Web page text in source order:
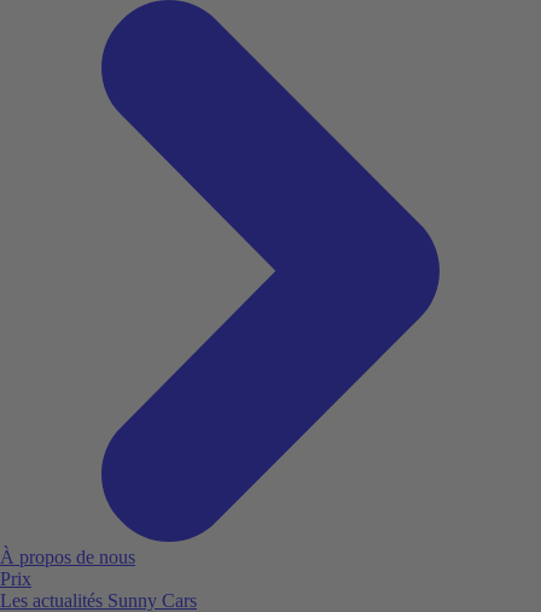
À propos de nous
Prix
Les actualités Sunny Cars